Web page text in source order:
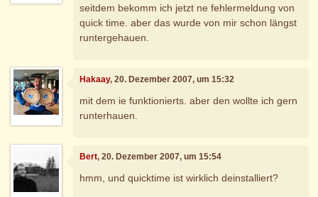
seitdem bekomm ich jetzt ne fehlermeldung von
quick time. aber das wurde von mir schon längst
runtergehauen.
Hakaay, 20. Dezember 2007, um 15:32
mit dem ie funktionierts. aber den wollte ich gern
runterhauen.
Bert, 20. Dezember 2007, um 15:54
hmm, und quicktime ist wirklich deinstalliert?